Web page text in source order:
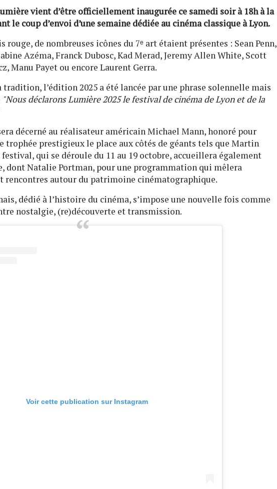
vient d’être officiellement inaugurée ce samedi soir à 18h à la
le coup d’envoi d’une semaine dédiée au cinéma classique à Lyon.
de nombreuses icônes du 7ᵉ art étaient présentes : Sean Penn,
Azéma, Franck Dubosc, Kad Merad, Jeremy Allen White, Scott
Manu Payet ou encore Laurent Gerra.
tradition, l’édition 2025 a été lancée par une phrase solennelle mais
"Nous déclarons Lumière 2025 le festival de cinéma de Lyon et de la
décerné au réalisateur américain Michael Mann, honoré pour
trophée prestigieux le place aux côtés de géants tels que Martin
qui se déroule du 11 au 19 octobre, accueillera également
dont Natalie Portman, pour une programmation qui mêlera
rencontres autour du patrimoine cinématographique.
dédié à l’histoire du cinéma, s’impose une nouvelle fois comme
nostalgie, (re)découverte et transmission.
Voir cette publication sur Instagram